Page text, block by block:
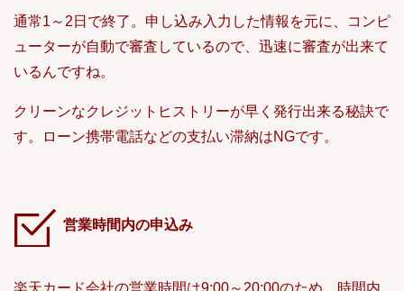
通常1～2日で終了。申し込み入力した情報を元に、コンピ
ューターが自動で審査しているので、迅速に審査が出来て
いるんですね。
クリーンなクレジットヒストリーが早く発行出来る秘訣で
す。ローン携帯電話などの支払い滞納はNGです。
営業時間内の申込み